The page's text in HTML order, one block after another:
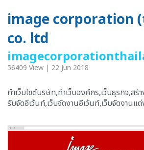
image corporation
co. ltd
56409 View | 22 Jun 2018
ทำเว็บไซต์บริษัท,ทำเว็บองค์กร,เว็บธุรกิจ,สร้
รับจัดอีเว้นท์,เว็บจัดงานอีเว้นท์,เว็บจัดงานแ